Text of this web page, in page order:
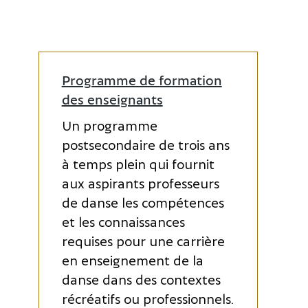
Programme de formation
des enseignants
Un programme
postsecondaire de trois ans
à temps plein qui fournit
aux aspirants professeurs
de danse les compétences
et les connaissances
requises pour une carrière
en enseignement de la
danse dans des contextes
récréatifs ou professionnels.